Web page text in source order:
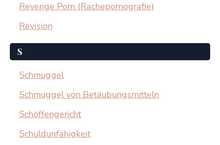
Revenge Porn (Rachepornografie)
Revision
S
Schmuggel
Schmuggel von Betäubungsmitteln
Schöffengericht
Schuldunfähigkeit